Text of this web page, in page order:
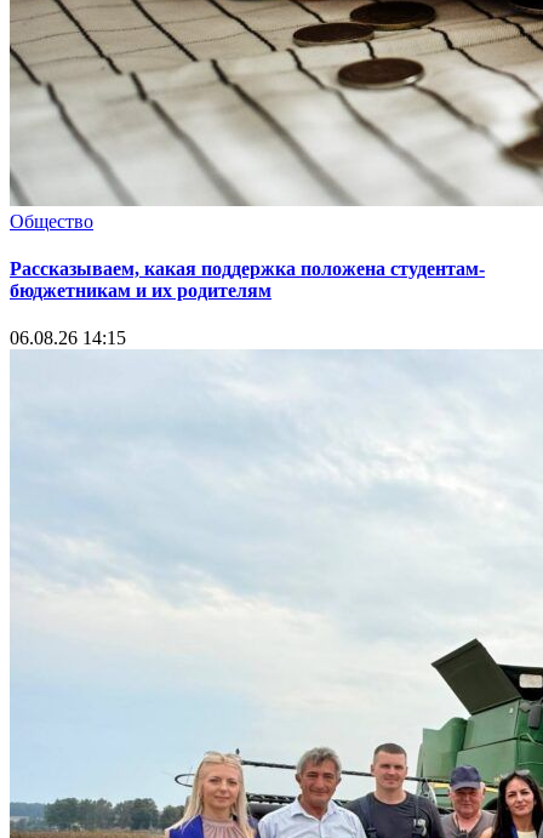
Общество
Рассказываем, какая поддержка положена студентам-
бюджетникам и их родителям
06.08.26 14:15